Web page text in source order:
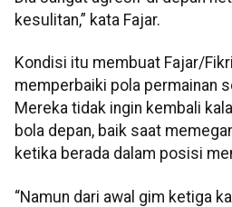
kesulitan,” kata Fajar.
Kondisi itu membuat Fajar/
memperbaiki pola permainan
Mereka tidak ingin kembali
bola depan, baik saat
ketika berada dalam posisi
“Namun dari awal gim ketiga